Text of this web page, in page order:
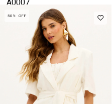
50% OFF